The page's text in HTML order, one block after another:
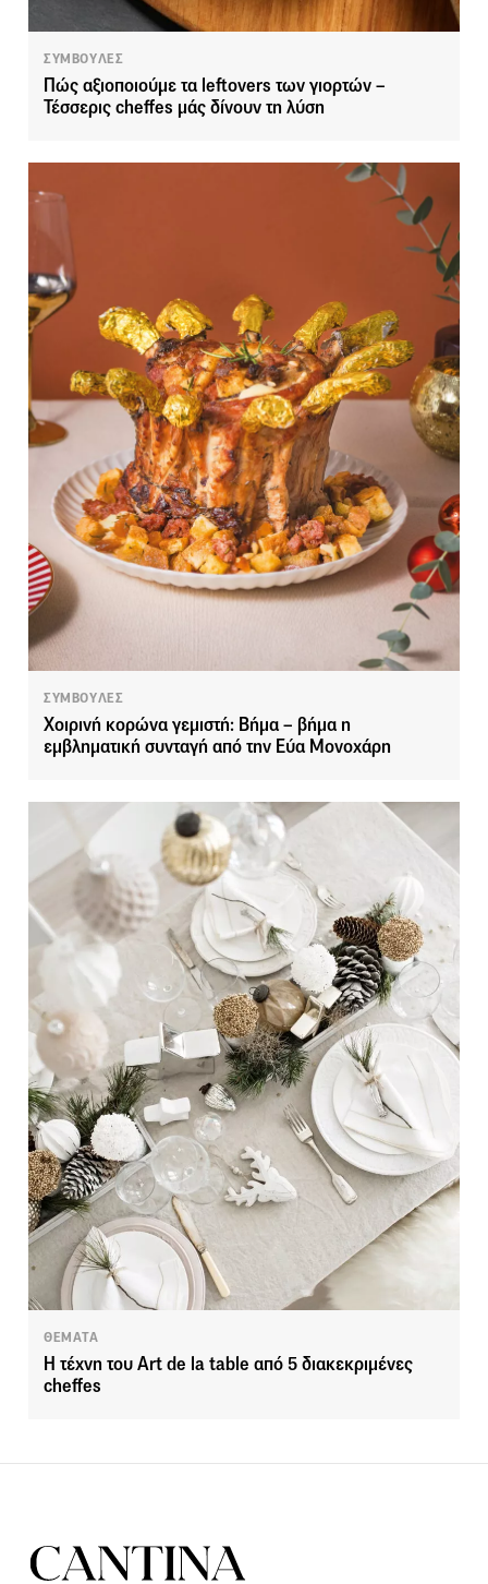
ΣΥΜΒΟΥΛΕΣ
Πώς αξιοποιούμε τα leftovers των γιορτών –
Τέσσερις cheffes μάς δίνουν τη λύση
ΣΥΜΒΟΥΛΕΣ
Χοιρινή κορώνα γεμιστή: Βήμα – βήμα η
εμβληματική συνταγή από την Εύα Μονοχάρη
ΘΕΜΑΤΑ
Η τέχνη του Art de la table από 5 διακεκριμένες
cheffes